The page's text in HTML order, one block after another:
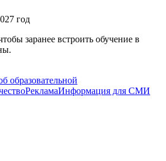
год
заранее встроить обучение в
образовательной
РекламаИнформация для СМИ